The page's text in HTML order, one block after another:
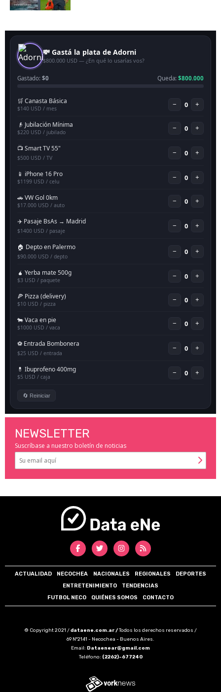
NEWSLETTER
Suscríbase a nuestro boletín de noticias
ACTUALIDAD NECOCHEA NACIONALES REGIONALES
DEPORTES
ENTRETENIMIENTO
TENDENCIAS
FUTBOL NECO
QUIÉNES SOMOS CONTACTO
© Copyright 2021 /dataene.com.ar /Todos los derechos reservados /
69 N°2141 - Necochea - Buenos Aires.
Email: Dataenear@gmail.com
Teléfono: (2262)-677240